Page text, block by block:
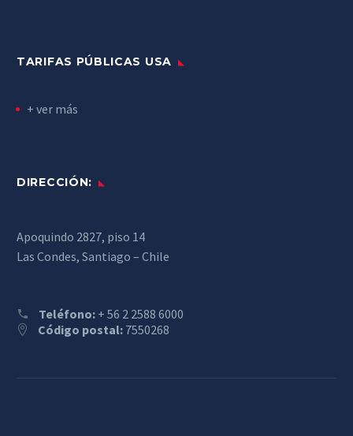
TARIFAS PÚBLICAS USA
+ ver más
DIRECCIÓN:
Apoquindo 2827, piso 14
Las Condes, Santiago – Chile
Teléfono: + 56 2 2588 6000
Código postal: 7550268